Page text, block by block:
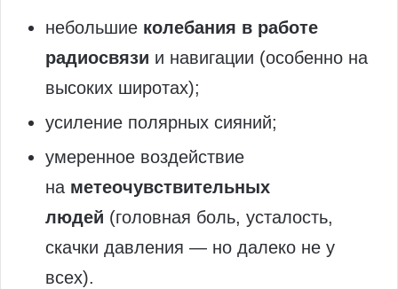
небольшие колебания в работе
радиосвязи и навигации (особенно на
высоких широтах);
усиление полярных сияний;
умеренное воздействие
на метеочувствительных
людей (головная боль, усталость,
скачки давления — но далеко не у
всех).